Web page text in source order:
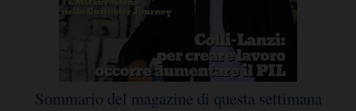
Sommario del magazine di questa settimana